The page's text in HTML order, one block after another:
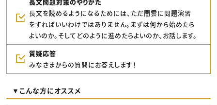
長文を読めるようになるためには、ただ闇雲に問題演習
をすればいいわけではありません。まずは何から始めたら
よいのか。そしてどのように進めたらよいのか、お話します。
質疑応答
みなさまからの質問にお答えします！
▼こんな方にオススメ